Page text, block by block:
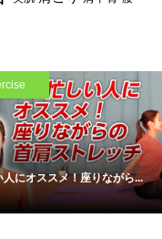
人にオススメ！座りながら...